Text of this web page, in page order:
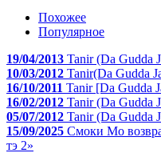
Похожее
Популярное
19/04/2013 Tanir (Da Gudda
10/03/2012 Tanir(Da Gudda
16/10/2011 Tanir [Da Gudda
16/02/2012 Tanir (Da Gudda
05/07/2012 Tanir (Da Gudda
15/09/2025 Смоки Мо
тэ 2»